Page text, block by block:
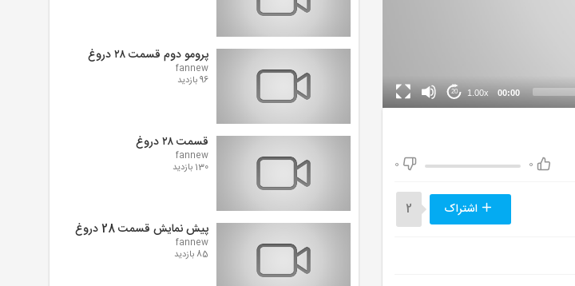
00:00
1.00x
20
پرومو دوم قسمت ۲۸ دروغ
fannew
96 بازدید
قسمت ۲۸ دروغ
fannew
130 بازدید
پیش نمایش قسمت 28 دروغ
fannew
85 بازدید
0
0
اشتراک 2